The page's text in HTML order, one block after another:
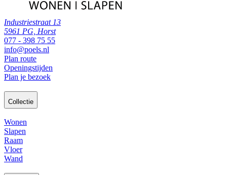
Industriestraat 13
5961 PG, Horst
077 - 398 75 55
info@poels.nl
Plan route
Openingstijden
Plan je bezoek
Collectie
Wonen
Slapen
Raam
Vloer
Wand